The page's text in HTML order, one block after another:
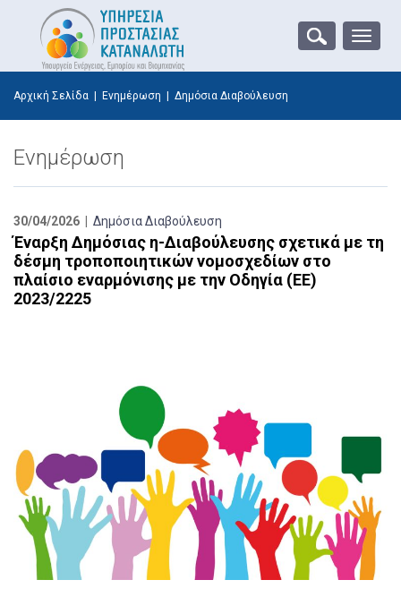
Toggle
Αρχική Σελίδα Ενημέρωση Δημόσια Διαβούλευση
Ενημέρωση
30/04/2026 | Δημόσια Διαβούλευση
Έναρξη Δημόσιας η-Διαβούλευσης σχετικά με τη
δέσμη τροποποιητικών νομοσχεδίων στο
πλαίσιο εναρμόνισης με την Οδηγία (ΕΕ)
2023/2225